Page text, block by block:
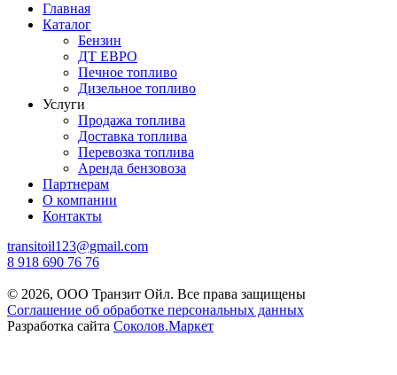
Главная
Каталог
Бензин
ДТ ЕВРО
Печное топливо
Дизельное топливо
Услуги
Продажа топлива
Доставка топлива
Перевозка топлива
Аренда бензовоза
Партнерам
О компании
Контакты
transitoil123@gmail.com
8 918 690 76 76
© 2026, ООО Транзит Ойл. Все права защищены
Соглашение об обработке персональных данных
Разработка сайта Соколов.Маркет